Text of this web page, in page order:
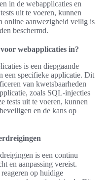
in de webapplicaties en
uit te voeren, kunnen
online aanwezigheid veilig is
beschermd.
webapplicaties in?
is een diepgaande
een specifieke applicatie. Dit
van kwetsbaarheden
zoals SQL-injecties
tests uit te voeren, kunnen
en de kans op
is een continu
en aanpassing vereist.
op huidige